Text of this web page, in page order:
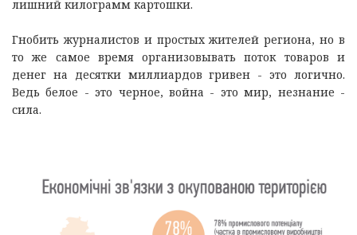
лишний килограмм картошки.
Гнобить журналистов и простых жителей региона, но в
то же самое время организовывать поток товаров и
денег на десятки миллиардов гривен - это логично.
Ведь белое - это черное, война - это мир, незнание -
сила.